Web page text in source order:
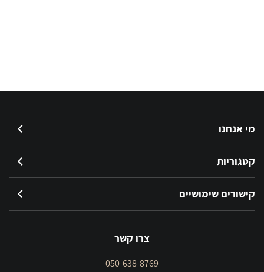
מי אנחנו
קטגוריות
קישורים שימושיים
צרו קשר
050-638-8769